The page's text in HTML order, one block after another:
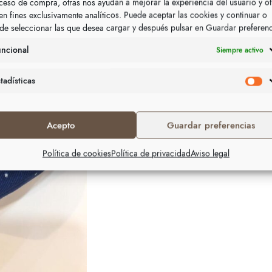
fines exclusivamente analíticos. Puede aceptar las cookies y continuar o
seleccionar las que desea cargar y después pulsar en Guardar
Siempre activo
Acepto Guardar preferencias
Política de cookiesPolítica de privacidadAviso legal